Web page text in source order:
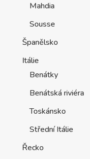
Mahdia
Sousse
Španělsko
Itálie
Benátky
Benátská riviéra
Toskánsko
Střední Itálie
Řecko